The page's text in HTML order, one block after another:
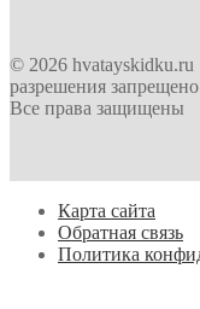
© 2026 hvatayskidku.ru
разрешения запрещено
Все права защищены
Карта сайта
Обратная связь
Политика